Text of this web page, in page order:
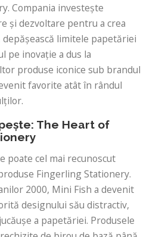
Compania investește
și dezvoltare pentru a crea
limitele papetăriei
pe inovație a dus la
produse iconice sub brandul
favorite atât în ​​rândul
The Heart of
poate cel mai recunoscut
Fingerling Stationery.
2000, Mini Fish a devenit
designului său distractiv,
a papetăriei. Produsele